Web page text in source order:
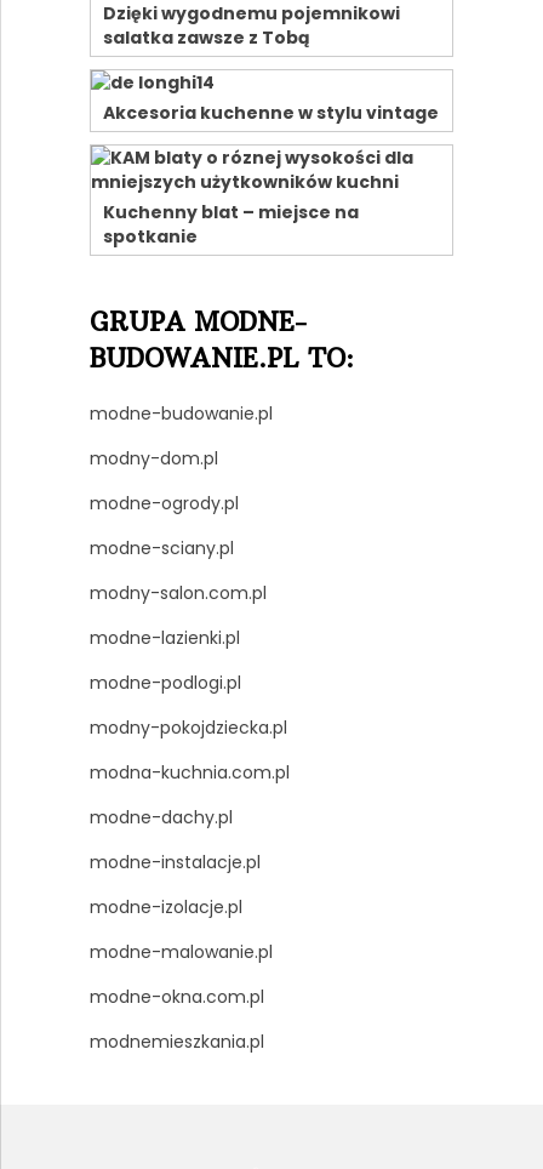
Dzięki wygodnemu pojemnikowi
salatka zawsze z Tobą
Akcesoria kuchenne w stylu vintage
Kuchenny blat – miejsce na
spotkanie
GRUPA MODNE-
BUDOWANIE.PL TO:
modne-budowanie.pl
modny-dom.pl
modne-ogrody.pl
modne-sciany.pl
modny-salon.com.pl
modne-lazienki.pl
modne-podlogi.pl
modny-pokojdziecka.pl
modna-kuchnia.com.pl
modne-dachy.pl
modne-instalacje.pl
modne-izolacje.pl
modne-malowanie.pl
modne-okna.com.pl
modnemieszkania.pl